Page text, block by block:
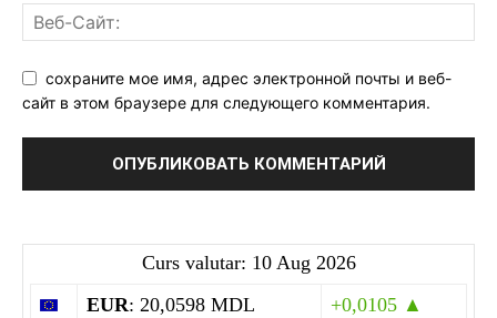
сохраните мое имя, адрес электронной почты и веб-
сайт в этом браузере для следующего комментария.
Curs valutar: 10 Aug 2026
EUR: 20,0598 MDL
+0,0105 ▲